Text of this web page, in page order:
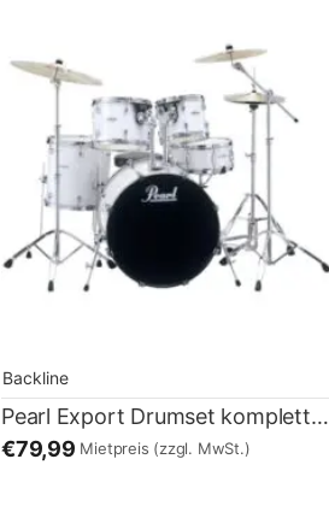
Backline
Pearl Export Drumset komplett Weiß
€79,99 Mietpreis (zzgl. MwSt.)